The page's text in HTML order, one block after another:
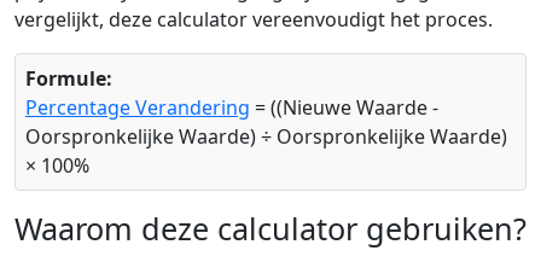
vergelijkt, deze calculator vereenvoudigt het proces.
Formule:
Percentage Verandering = ((Nieuwe Waarde -
Oorspronkelijke Waarde) ÷ Oorspronkelijke Waarde)
× 100%
Waarom deze calculator gebruiken?